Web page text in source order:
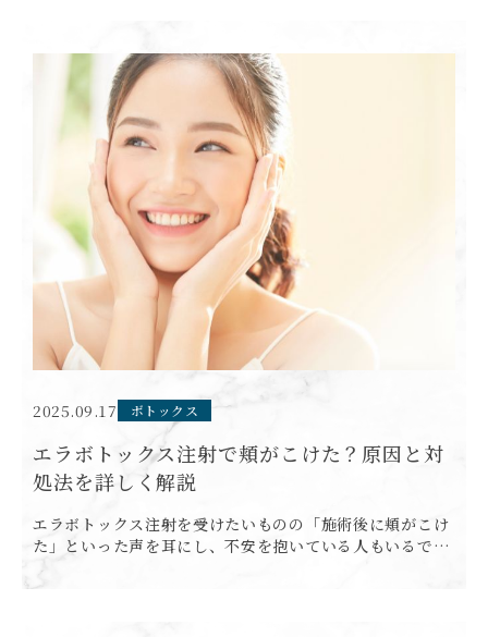
2025.09.17 ボトックス
エラボトックス注射で頬がこけた？原因と対
処法を詳しく解説
エラボトックス注射を受けたいものの「施術後に頬がこけ
た」といった声を耳にし、不安を抱いている人もいるでし
ょう。結論、エラボトックス注射後に頬がこけて見えてし
まうケースは存在します。 本記事では、頬がこけて見える